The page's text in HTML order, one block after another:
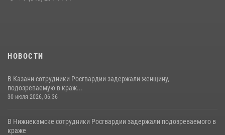
НОВОСТИ
В Казани сотрудники Росгвардии задержали женщину,
подозреваемую в краж...
30 июля 2026, 06:36
В Нижнекамске сотрудники Росгвардии задержали подозреваемого в
краже